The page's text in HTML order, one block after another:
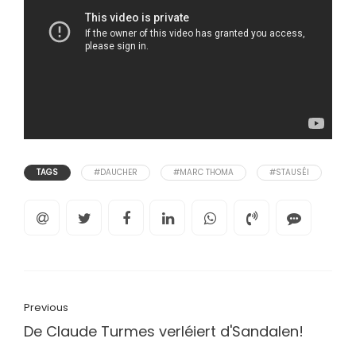
TAGS #DAUCHER #MARC THOMA #STAUSÉI
Previous
De Claude Turmes verléiert d'Sandalen!